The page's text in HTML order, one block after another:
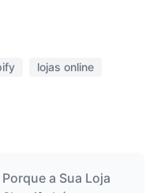
lojas online
Porque a Sua Loja